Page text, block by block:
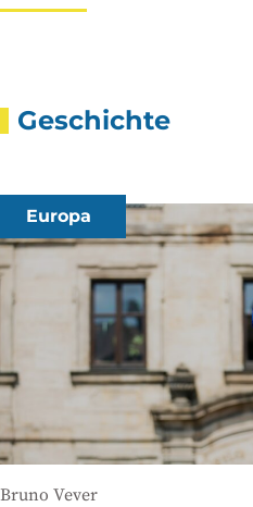
Geschichte
Europa
Bruno Vever